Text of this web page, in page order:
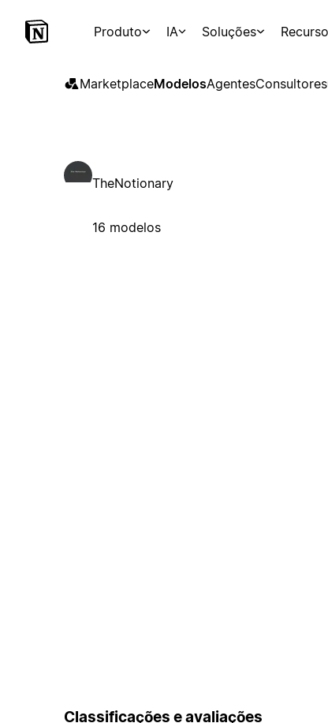
Produto IA Soluções
MarketplaceModelosAgentesConsultores
TheNotionary
16 modelos
Classificações e avaliações